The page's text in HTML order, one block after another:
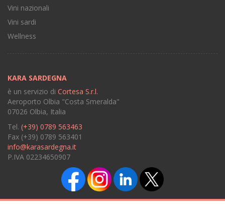
Vini nazionali
Vini sardi
Wellness
KARA SARDEGNA
è un servizio di Cortesa S.r.l.
Aeroporto Olbia "Costa Smeralda"
07026 Olbia, Italia
Tel. (+39) 0789 563463
Fax (+39) 0789 563401
info@karasardegna.it
P.IVA 02234650907